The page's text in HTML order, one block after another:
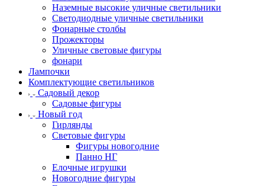
Наземные высокие уличные светильники
Светодиодные уличные светильники
Фонарные столбы
Прожекторы
Уличные световые фигуры
фонари
Лампочки
Комплектующие светильников
Садовый декор
Садовые фигуры
Новый год
Гирлянды
Световые фигуры
Фигуры новогодние
Панно НГ
Елочные игрушки
Новогодние фигуры